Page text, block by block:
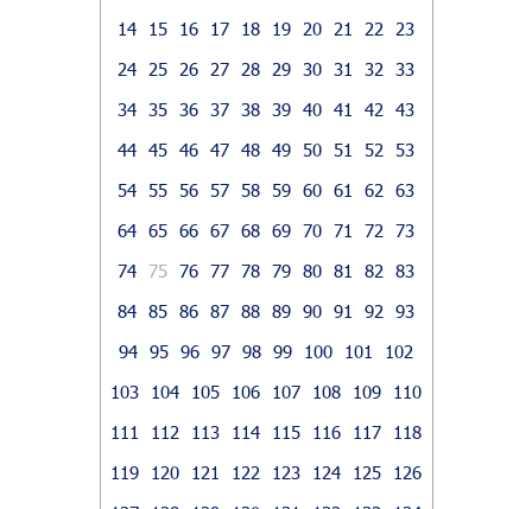
14
15 16 17 18 19 20 21 22
23
24
25 26 27 28 29 30 31 32
33
34 35 36 37 38 39 40 41 42
43
44 45 46 47 48 49 50 51 52
53
54 55 56 57 58 59 60 61 62
63
64 65 66 67 68 69 70 71 72
73
74
75 76 77 78 79 80 81 82
83
84 85 86 87 88 89 90 91 92
93
94 95 96 97 98 99 100 101
102
103
104 105 106 107 108 109
110
111
112 113 114 115 116 117
118
119
120 121 122 123 124 125
126